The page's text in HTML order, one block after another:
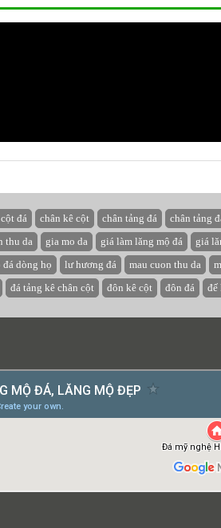
đá chân kê cột chân tảng đá chân tảng
thu da gia mo da giá làm lăng mộ đá giá
đá dòng họ lư hương đá mau cuon thu da
đá tảng kê chân cột đôn kê cột đôn đá đế